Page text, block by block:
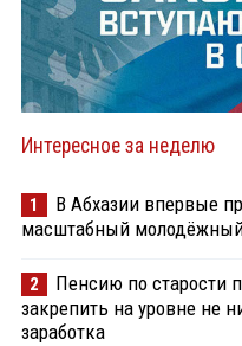
Интересное за неделю
1
В Абхазии впервые
масштабный
2
Пенсию по старости
закрепить на уровне не
заработка